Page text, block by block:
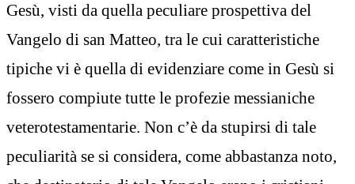
Gesù, visti da quella peculiare prospettiva del
Vangelo di san Matteo, tra le cui caratteristiche
tipiche vi è quella di evidenziare come in Gesù si
fossero compiute tutte le profezie messianiche
veterotestamentarie. Non c’è da stupirsi di tale
peculiarità se si considera, come abbastanza noto,